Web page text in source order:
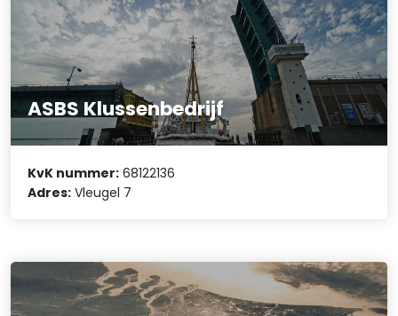
ASBS Klussenbedrijf
KvK nummer: 68122136
Adres: Vleugel 7